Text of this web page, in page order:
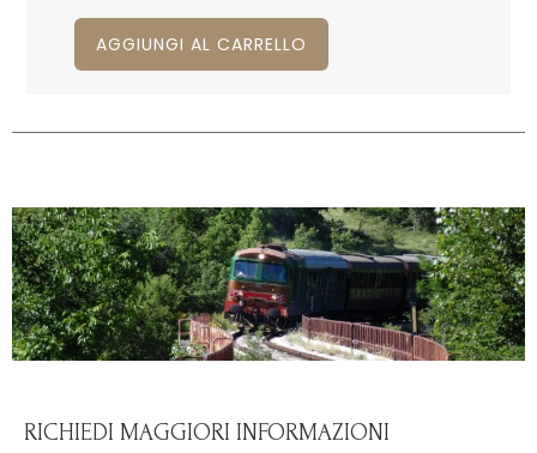
AGGIUNGI AL CARRELLO
RICHIEDI MAGGIORI INFORMAZIONI